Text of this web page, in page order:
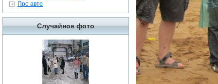
Про авто
Случайное фото